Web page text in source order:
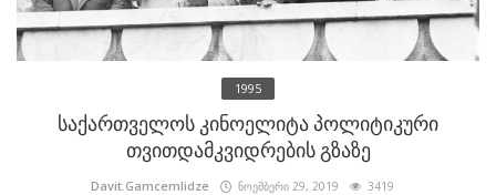
1995
საქართველოს კინოელიტა პოლიტიკური
თვითდამკვიდრების გზაზე
Davit.Gamcemlidze ნოემბერი 29, 2019 3419